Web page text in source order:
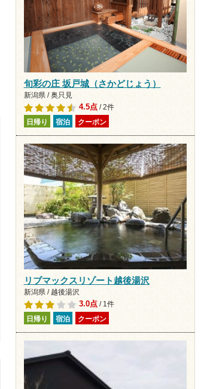
旬彩の庄 坂戸城（さかどじょう）
新潟県 / 奥只見
4.5点/ 2件
日帰り 宿泊 クーポン
リブマックスリゾート越後湯沢
新潟県 / 越後湯沢
3.0点/ 1件
日帰り 宿泊 クーポン